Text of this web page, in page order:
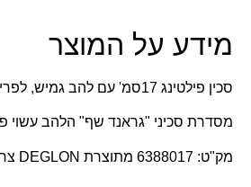
מידע על המוצר
סכין פילטינג 17סמ' עם להב גמיש, לפריסת פילה דגים. אידיאלי לחיתוך עדין להכנת קרפצ'יו
מסדרת סכיני "גראנד שף" הלהב עשוי
מק"ט: 6388017 מתוצרת DEGLON צרפת